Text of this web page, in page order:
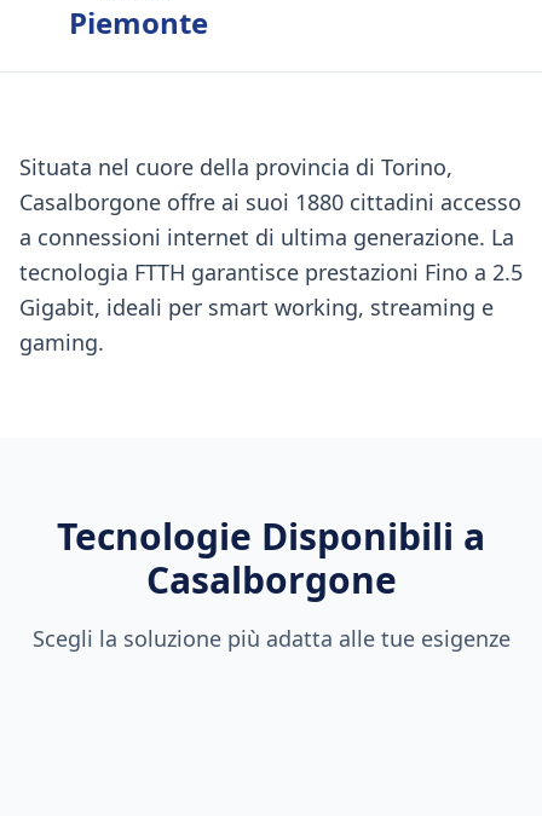
Piemonte
Situata nel cuore della provincia di Torino,
Casalborgone offre ai suoi 1880 cittadini accesso
a connessioni internet di ultima generazione. La
tecnologia FTTH garantisce prestazioni Fino a 2.5
Gigabit, ideali per smart working, streaming e
gaming.
Tecnologie Disponibili a
Casalborgone
Scegli la soluzione più adatta alle tue esigenze